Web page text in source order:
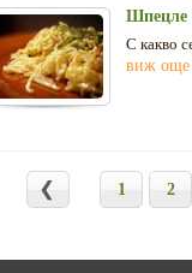
Шпецле
С какво
виж още
1 2